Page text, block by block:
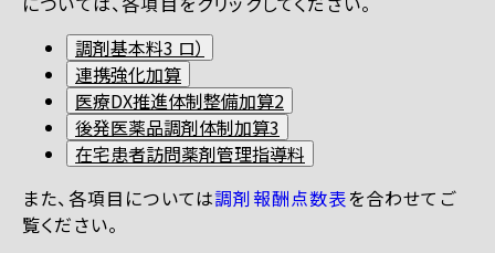
調剤基本料3 ロ）
連携強化加算
医療DX推進体制整備加算2
後発医薬品調剤体制加算3
在宅患者訪問薬剤管理指導料
また、各項目については調剤報酬点数表を合わせてご
覧ください。